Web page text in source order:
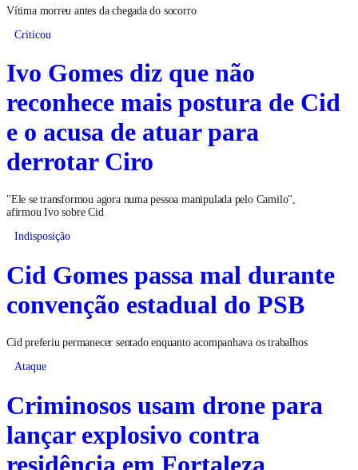
Vítima morreu antes da chegada do socorro
Criticou
Ivo Gomes diz que não
reconhece mais postura de Cid
e o acusa de atuar para
derrotar Ciro
"Ele se transformou agora numa pessoa manipulada pelo Camilo",
afirmou Ivo sobre Cid
Indisposição
Cid Gomes passa mal durante
convenção estadual do PSB
Cid preferiu permanecer sentado enquanto acompanhava os trabalhos
Ataque
Criminosos usam drone para
lançar explosivo contra
residência em Fortaleza